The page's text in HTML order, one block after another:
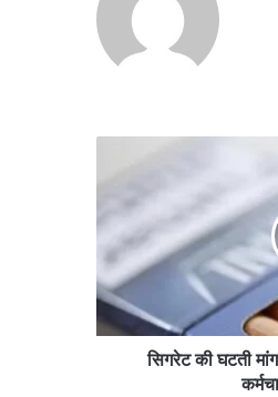
घ
ट
मां
सिगरेट की घटती